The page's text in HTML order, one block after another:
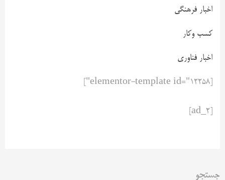
اخبار فرهنگی
کسب وکار
اخبار فناوری
جستجو